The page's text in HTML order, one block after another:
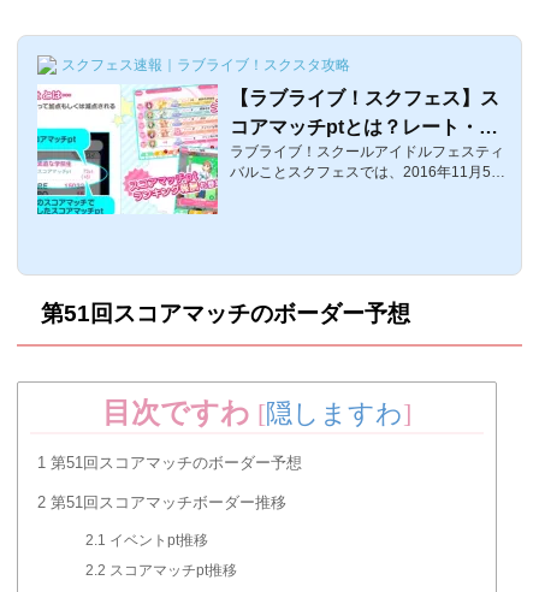
そんなテクニカルモードについてテクニカ
スクフェス速報｜ラブライブ！スクスタ攻略
【ラブライブ！スクフェス】ス
コアマッチptとは？レート・ど
の難易度を周回すればいい？
ラブライブ！スクールアイドルフェスティ
バルことスクフェスでは、2016年11月5日
分よりptが高い相手に勝利するとより多くp
ptが減ってしまうというシステムなのです
ません。スコアマッチptとは それでは、ス
コア...
第51回スコアマッチのボーダー予想
目次ですわ [隠しますわ]
1 第51回スコアマッチのボーダー予想
2 第51回スコアマッチボーダー推移
2.1 イベントpt推移
2.2 スコアマッチpt推移